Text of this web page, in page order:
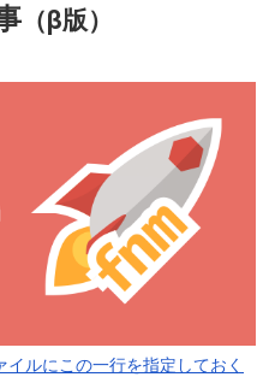
（β版）
ルにこの一行を指定しておく